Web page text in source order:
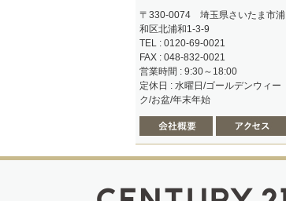
〒330-0074 埼玉県さいたま市浦
和区北浦和1-3-9
TEL : 0120-69-0021
FAX : 048-832-0021
営業時間 : 9:30～18:00
定休日 : 水曜日/ゴールデンウィー
ク/お盆/年末年始